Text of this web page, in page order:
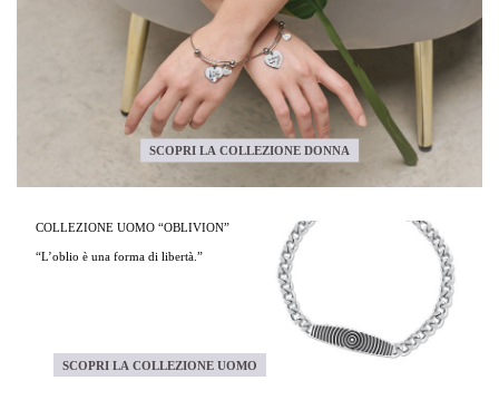
SCOPRI LA COLLEZIONE DONNA
COLLEZIONE UOMO “OBLIVION”
“L’oblio è una forma di libertà.”
SCOPRI LA COLLEZIONE UOMO